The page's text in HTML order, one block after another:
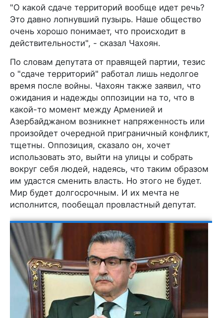
"О какой сдаче территорий вообще идет речь?
Это давно лопнувший пузырь. Наше общество
очень хорошо понимает, что происходит в
действительности", - сказал Чахоян.
По словам депутата от правящей партии, тезис
о "сдаче территорий" работал лишь недолгое
время после войны. Чахоян также заявил, что
ожидания и надежды оппозиции на то, что в
какой-то момент между Арменией и
Азербайджаном возникнет напряженность или
произойдет очередной приграничный конфликт,
тщетны. Оппозиция, сказало он, хочет
использовать это, выйти на улицы и собрать
вокруг себя людей, надеясь, что таким образом
им удастся сменить власть. Но этого не будет.
Мир будет долгосрочным. И их мечта не
исполнится, пообещал провластный депутат.